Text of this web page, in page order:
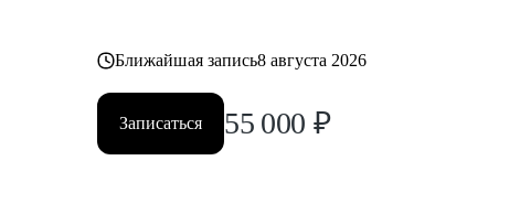
Ближайшая запись8 августа 2026
Записаться 55 000 ₽